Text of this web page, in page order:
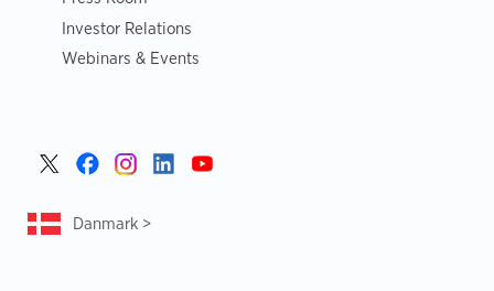
Investor Relations
Webinars & Events
Danmark >